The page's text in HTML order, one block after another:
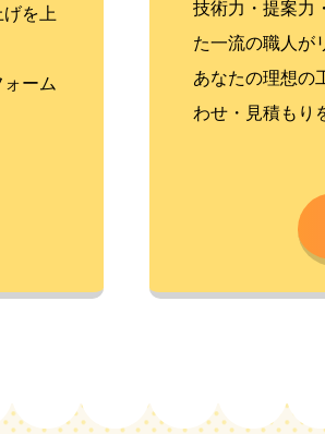
を上
ーム
技術力・提案力
た一流の職人が
あなたの理想の
わせ・見積もり